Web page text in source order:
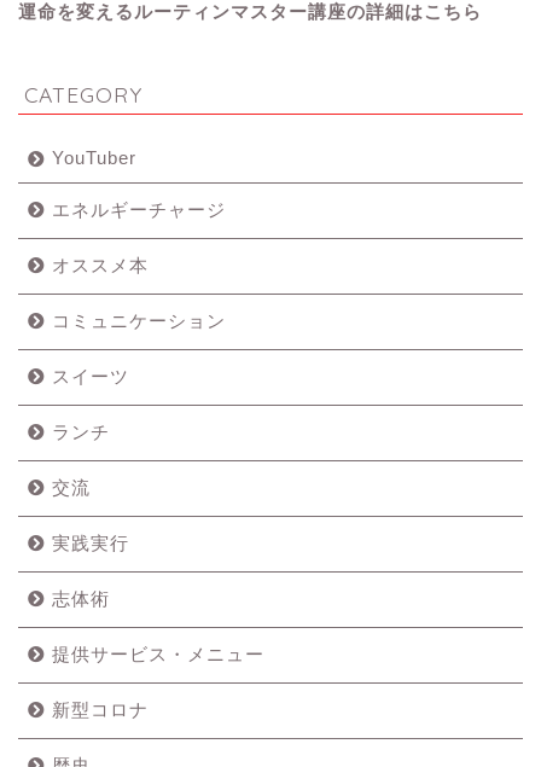
運命を変えるルーティンマスター講座の詳細はこちら
CATEGORY
YouTuber
エネルギーチャージ
オススメ本
コミュニケーション
スイーツ
ランチ
交流
実践実行
志体術
提供サービス・メニュー
新型コロナ